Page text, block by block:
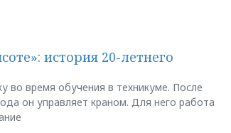
история 20-летнего
во время обучения в техникуме. После
он управляет краном. Для него работа